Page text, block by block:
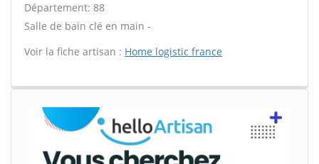
Département: 88
Salle de bain clé en main -
Voir la fiche artisan : Home logistic france